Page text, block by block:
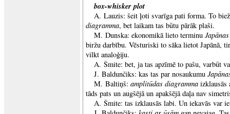
box-whisker plot
A. Lauzis: šeit ļoti svarīga pati forma. To
diagramma, bet laikam tas būtu pārāk plaši.
M. Dunska: ekonomikā lieto terminu
biržu darbību. Vēsturiski to sāka lietot Japānā,
vilkt analoģiju.
A. Šmite: bet, ja tas apzīmē to pašu, varbūt
J. Baldunčiks: kas tas par nosaukumu
M. Baltiņš: amplitūdas diagramma
tāds pats un augšējā un apakšējā daļa nav
A. Šmite: tas izklausās labi. Un iekavās var